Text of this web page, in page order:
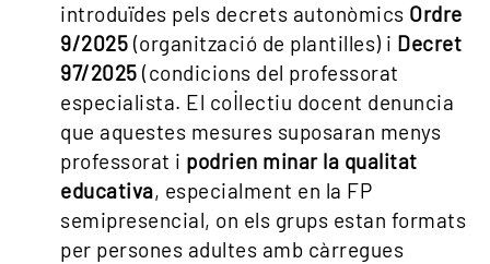
introduïdes pels decrets autonòmics Ordre
9/2025 (organització de plantilles) i Decret
97/2025 (condicions del professorat
especialista. El col·lectiu docent denuncia
que aquestes mesures suposaran menys
professorat i podrien minar la qualitat
educativa, especialment en la FP
semipresencial, on els grups estan formats
per persones adultes amb càrregues